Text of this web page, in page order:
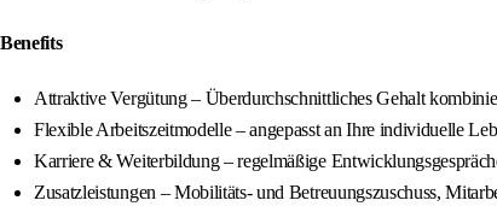
Benefits
Attraktive Vergütung – Überdurchschnittliches Gehalt
Flexible Arbeitszeitmodelle – angepasst an Ihre individuelle
Karriere & Weiterbildung – regelmäßige
Zusatzleistungen – Mobilitäts- und Betreuungszuschuss,